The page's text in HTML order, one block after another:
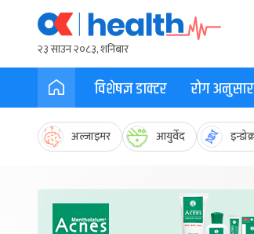
२३ साउन २०८३, शनिबार
विशेषज्ञ डाक्टर रोग
अल्जाइमर आयुर्वेद